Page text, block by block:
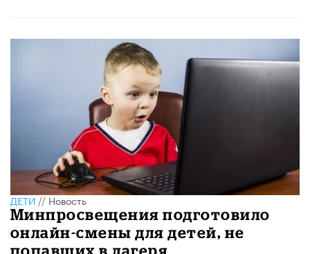
ДЕТИ//Новость
Минпросвещения подготовило
онлайн-смены для детей, не
попавших в лагеря